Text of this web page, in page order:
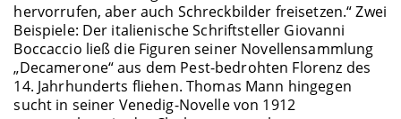
hervorrufen, aber auch Schreckbilder freisetzen.“ Zwei
Beispiele: Der italienische Schriftsteller Giovanni
Boccaccio ließ die Figuren seiner Novellensammlung
„Decamerone“ aus dem Pest-bedrohten Florenz des
14. Jahrhunderts fliehen. Thomas Mann hingegen
sucht in seiner Venedig-Novelle von 1912